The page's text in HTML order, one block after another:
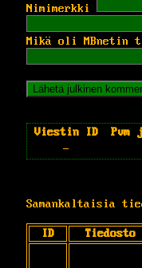
Nimimerkki
Mikä oli MBnetin
Viestin ID Pvm
-
Samankaltaisia
ID Tiedosto